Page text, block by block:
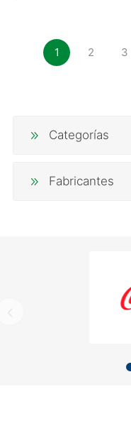
1 2 3
Categorías
Fabricantes